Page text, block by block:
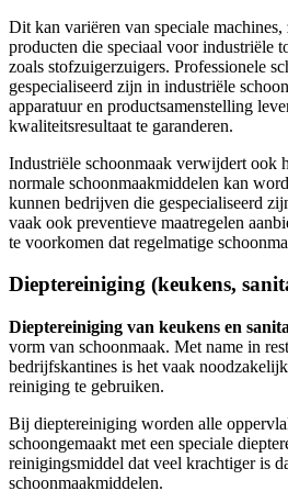
Dit kan variëren van speciale
producten die speciaal voor industriële
zoals stofzuigerzuigers. Professionele
gespecialiseerd zijn in industriële
apparatuur en productsamenstelling
kwaliteitsresultaat te garanderen.
Industriële schoonmaak verwijdert ook
normale schoonmaakmiddelen kan
kunnen bedrijven die gespecialiseerd
vaak ook preventieve maatregelen
te voorkomen dat regelmatige
Dieptereiniging (keukens,
Dieptereiniging van keukens en
vorm van schoonmaak. Met name in
bedrijfskantines is het vaak
reiniging te gebruiken.
Bij dieptereiniging worden alle
schoongemaakt met een speciale
reinigingsmiddel dat veel krachtiger is
schoonmaakmiddelen.